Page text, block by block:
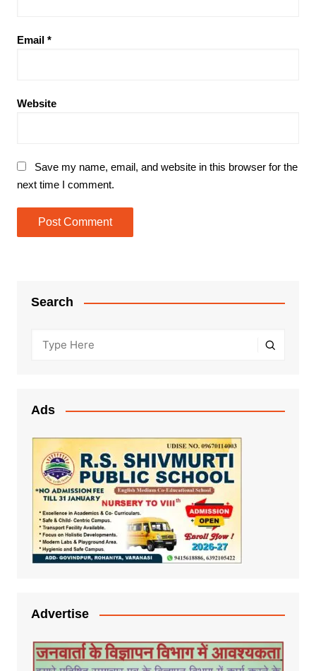
Email *
Website
Save my name, email, and website in this browser for the
next time I comment.
Search
Ads
Advertise